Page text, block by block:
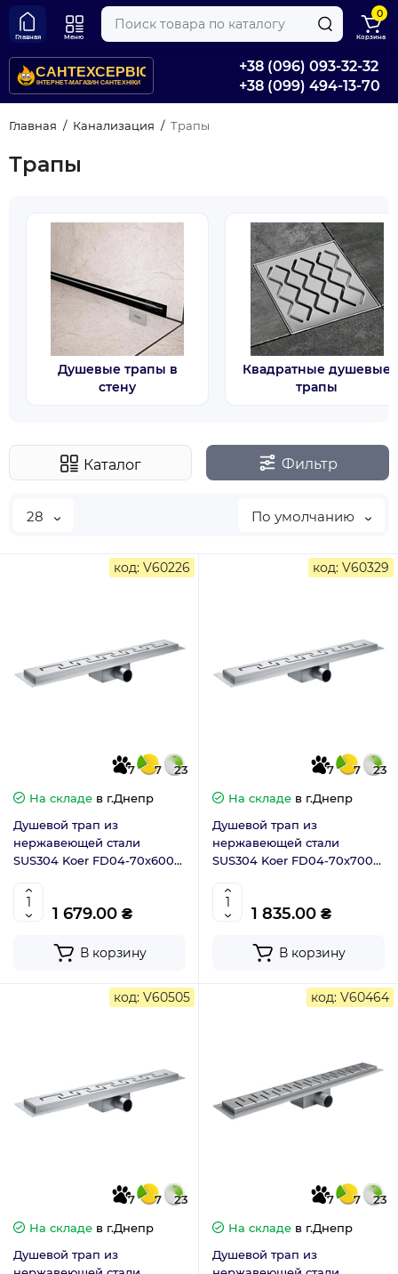
+38 (096) 093-32-32
+38 (099) 494-13-70
Главная Меню
0
Корзина
Главная Канализация Трапы
Трапы
Душевые трапы в
стену
Квадратные душевые
трапы
Каталог Фильтр
28 По умолчанию
код: V60226
7 7
23
На складе в г.Днепр
Душевой трап из
нержавеющей стали
SUS304 Koer FD04-70x600
1 679.00 ₴
В корзину
код: V60329
7 7
23
На складе в г.Днепр
Душевой трап из
нержавеющей стали
SUS304 Koer FD04-70x700
1 835.00 ₴
В корзину
код: V60505
7 7
23
На складе в г.Днепр
Душевой трап из
код: V60464
7 7
23
На складе в г.Днепр
Душевой трап из